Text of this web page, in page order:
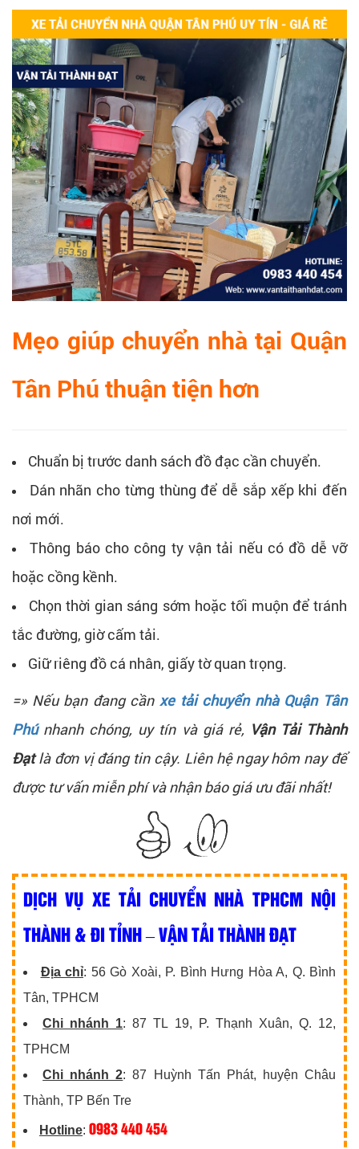
Mẹo giúp chuyển nhà tại Quận
Tân Phú thuận tiện hơn
Chuẩn bị trước danh sách đồ đạc cần chuyển.
Dán nhãn cho từng thùng để dễ sắp xếp khi đến
nơi mới.
Thông báo cho công ty vận tải nếu có đồ dễ vỡ
hoặc cồng kềnh.
Chọn thời gian sáng sớm hoặc tối muộn để tránh
tắc đường, giờ cấm tải.
Giữ riêng đồ cá nhân, giấy tờ quan trọng.
=» Nếu bạn đang cần xe tải chuyển nhà Quận Tân
Phúnhanh chóng, uy tín và giá rẻ, Vận Tải Thành
Đạtlà đơn vị đáng tin cậy. Liên hệ ngay hôm nay để
được tư vấn miễn phí và nhận báo giá ưu đãi nhất!
DỊCH VỤ XE TẢI CHUYỂN NHÀ TPHCM NỘI
THÀNH & ĐI TỈNH – VẬN TẢI THÀNH ĐẠT
Địa chỉ: 56 Gò Xoài, P. Bình Hưng Hòa A, Q. Bình
Tân, TPHCM
Chi nhánh 1: 87 TL 19, P. Thạnh Xuân, Q. 12,
TPHCM
Chi nhánh 2: 87 Huỳnh Tấn Phát, huyện Châu
Thành, TP Bến Tre
Hotline: 0983 440 454